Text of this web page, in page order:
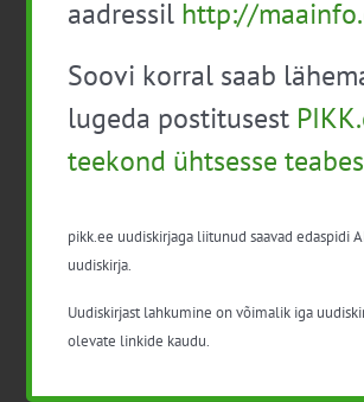
Mustikakasvatuse
esitluspäev
EL
aadressil http://
Soovi korral saab
lugeda postitusest
teekond ühtsesse
pikk.ee uudiskirjaga liitunud saavad edaspidi
uudiskirja.
Uudiskirjast lahkumine on võimalik iga
olevate linkide kaudu.